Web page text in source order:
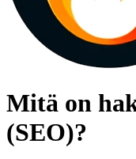
Mitä on
(SEO)?